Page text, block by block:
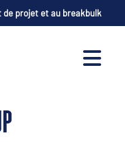
de projet et au breakbulk